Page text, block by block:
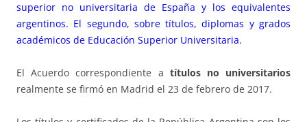
superior no universitaria de España y los equivalentes
argentinos. El segundo, sobre títulos, diplomas y grados
académicos de Educación Superior Universitaria.
El Acuerdo correspondiente a títulos no universitarios
realmente se firmó en Madrid el 23 de febrero de 2017.